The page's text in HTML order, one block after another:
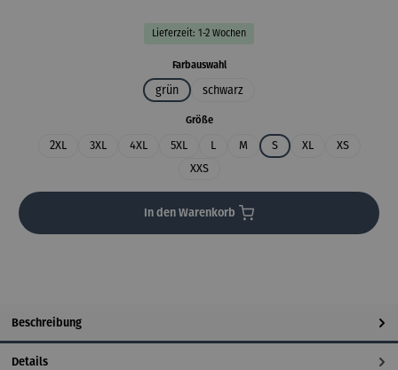
Lieferzeit: 1-2 Wochen
Farbauswahlauswählen
grün schwarz
Größeauswählen
2XL 3XL 4XL 5XL L M S XL
XS
XXS
In den Warenkorb
Beschreibung
Details